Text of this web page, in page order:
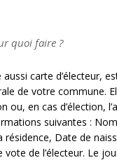
quoi faire ?
carte d’électeur,
de votre commune.
ou, en cas d’élection,
suivantes : Nom
Date de
vote de l’électeur. Le